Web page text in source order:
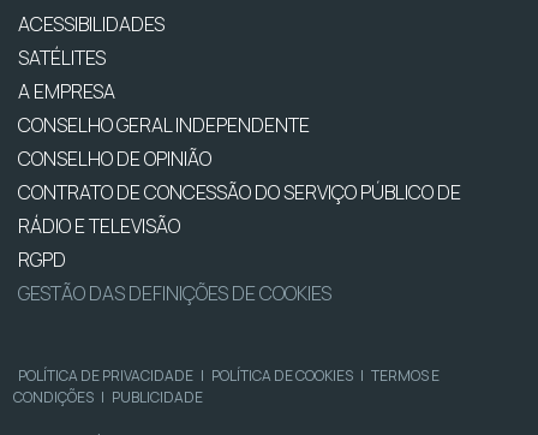
ACESSIBILIDADES
SATÉLITES
A EMPRESA
CONSELHO GERAL INDEPENDENTE
CONSELHO DE OPINIÃO
CONTRATO DE CONCESSÃO DO SERVIÇO PÚBLICO DE
RÁDIO E TELEVISÃO
RGPD
GESTÃO DAS DEFINIÇÕES DE COOKIES
POLÍTICA DE PRIVACIDADE | POLÍTICA DE COOKIES | TERMOS E
CONDIÇÕES | PUBLICIDADE